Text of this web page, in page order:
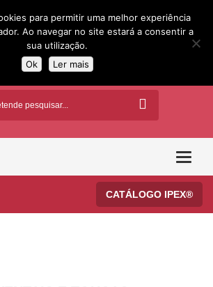
CATÁLOGO IPEX®
para permitir uma melhor experiência
Ao navegar no site estará a consentir a
sua utilização.
Ok
Ler mais